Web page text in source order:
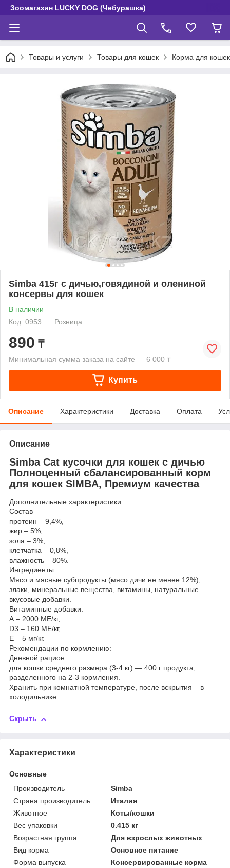
Зоомагазин LUCKY DOG (Чебурашка)
Товары и услуги Товары для кошек Корма для
Simba 415г с дичью,говядиной и олениной
консервы для кошек
В наличии
Код: 0953
Розница
890 ₸
Минимальная сумма заказа на сайте — 6 000 ₸
Купить
Описание Характеристики Доставка Оплата
Описание
Simba Cat кусочки для кошек с дичью
Полноценный сбалансированный корм
для кошек SIMBA, Премиум качества
Дополнительные характеристики:
Состав
протеин – 9,4%,
жир – 5%,
зола – 3%,
клетчатка – 0,8%,
влажность – 80%.
Ингредиенты
Мясо и мясные субпродукты (мясо дичи не менее 12%),
злаки, минеральные вещества, витамины, натуральные
вкусовые добавки.
Витаминные добавки:
А – 2000 МЕ/кг,
D3 – 160 МЕ/кг,
Е – 5 мг/кг.
Рекомендации по кормлению:
Дневной рацион:
для кошки среднего размера (3-4 кг) ― 400 г продукта,
разделенного на 2-3 кормления.
Хранить при комнатной температуре, после вскрытия – в
холодильнике
Скрыть
Характеристики
Основные
Производитель
Simba
Страна производитель
Италия
Животное
Коты/кошки
Вес упаковки
0.415 кг
Возрастная группа
Для взрослых животных
Вид корма
Основное питание
Форма выпуска
Консервированные корма